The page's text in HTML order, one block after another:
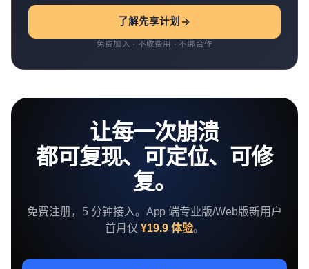
了解先享计划
免费加入 · 不收费用 · 不绑合作
让每一次崩溃
都可复现、可定位、可修
复。
免费注册，5 分钟接入。App 端专业版/Web版新用户
首月仅¥19.9 体验。